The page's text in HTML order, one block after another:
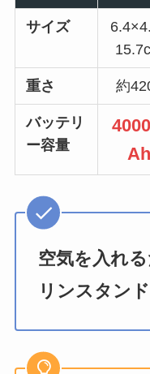
サイズ
重さ 約
バッテリ
ー容量
Ah
空気を入れ
リンスタン